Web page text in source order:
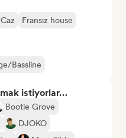
Fransız house
Bassline
istiyorlar…
Bootie Grove
DJOKO